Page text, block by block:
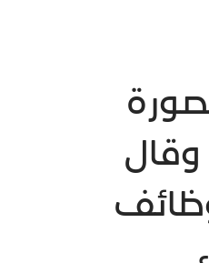
لمدة 24 ساعة. وقال